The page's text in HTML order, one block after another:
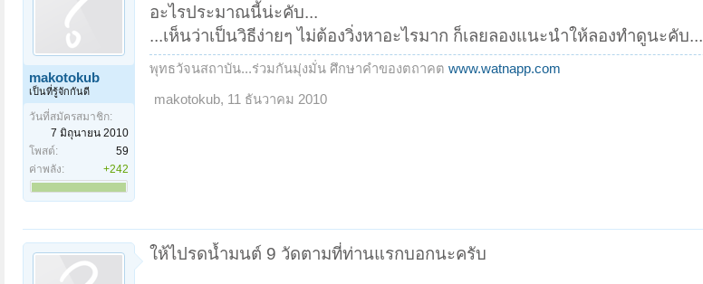
makotokub
เป็นที่รู้จักกันดี
วันที่สมัครสมาชิก:
7 มิถุนายน 2010
โพสต์:
59
ค่าพลัง:
+242
อะไรประมาณนี้น่ะคับ...
...เห็นว่าเป็นวิธีง่ายๆ ไม่ต้องวิ่งหาอะไรมาก ก็เลยลองแนะนำให้ลองทำดูนะคับ...
พุทธวัจนสถาบัน...ร่วมกันมุ่งมั่น ศึกษาคำของตถาคต www.watnapp.com
makotokub, 11 ธันวาคม 2010
ให้ไปรดน้ำมนต์ 9 วัดตามที่ท่านแรกบอกนะครับ